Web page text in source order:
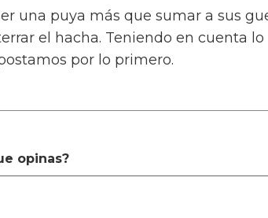
una puya más que sumar a sus
el hacha. Teniendo en cuenta
por lo primero.
opinas?